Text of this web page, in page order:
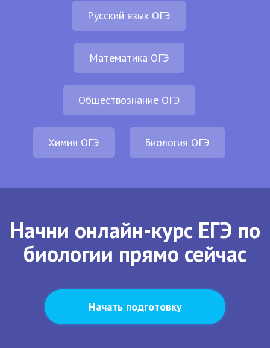
Русский язык ОГЭ
Математика ОГЭ
Обществознание ОГЭ
Химия ОГЭ Биология ОГЭ
Начни онлайн-курс ЕГЭ по
биологии прямо сейчас
Начать подготовку